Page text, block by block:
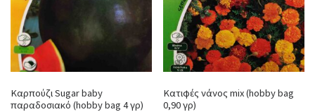
Καρπούζι Sugar baby
παραδοσιακό (hobby bag 4 γρ)
Κατιφές νάνος mix (hobby bag
0,90 γρ)